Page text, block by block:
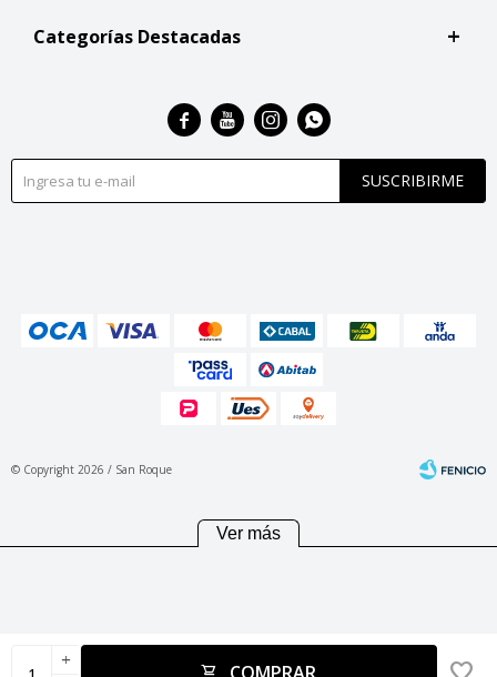
add
Categorías Destacadas
SUSCRIBIRME
   
© Copyright 2026 / San Roque
Ver más